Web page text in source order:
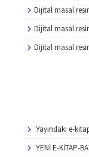
Dijital masal
Dijital masal
Dijital masal
Yayındaki e-
YENİ E-KİTAP-